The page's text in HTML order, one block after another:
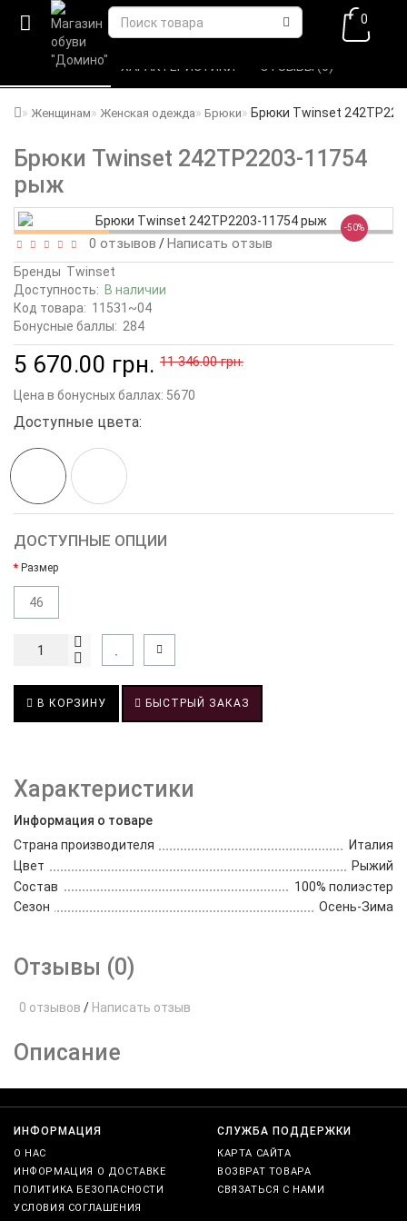
0
Женщинам Женская одежда Брюки Брюки Twinset
Брюки Twinset 242TP2203-11754
рыж
ВСЕ О ТОВАРЕ ХАРАКТЕРИСТИКИ ОТЗЫВЫ (0)
-50%
0 отзывов /Написать отзыв
Бренды Twinset
Доступность: В наличии
Код товара: 11531~04
Бонусные баллы: 284
5 670.00 грн. 11 346.00 грн.
Цена в бонусных баллах: 5670
Доступные цвета:
ДОСТУПНЫЕ ОПЦИИ
Размер
46
В КОРЗИНУ БЫСТРЫЙ ЗАКАЗ
Характеристики
Информация о товаре
Страна производителя
Италия
Цвет
Рыжий
Состав
100% полиэстер
Сезон
Осень-Зима
Отзывы (0)
0 отзывов / Написать отзыв
Описание
ИНФОРМАЦИЯ
О НАС
ИНФОРМАЦИЯ О ДОСТАВКЕ
ПОЛИТИКА БЕЗОПАСНОСТИ
УСЛОВИЯ СОГЛАШЕНИЯ
СЛУЖБА ПОДДЕРЖКИ
КАРТА САЙТА
ВОЗВРАТ ТОВАРА
СВЯЗАТЬСЯ С НАМИ